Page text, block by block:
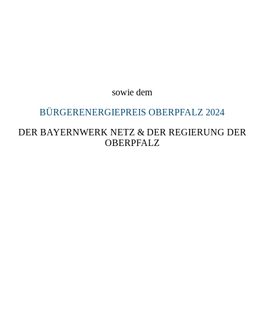
sowie dem
BÜRGERENERGIEPREIS OBERPFALZ 2024
DER BAYERNWERK NETZ & DER REGIERUNG DER
OBERPFALZ